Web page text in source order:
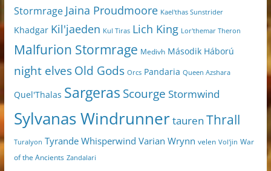
Stormrage Jaina Proudmoore Kael'thas Sunstrider
Khadgar Kil'jaeden Kul Tiras Lich King Lor'themar Theron
Malfurion Stormrage Medivh Második Háború
night elves Old Gods Orcs Pandaria Queen Azshara
Quel'Thalas Sargeras Scourge Stormwind
Sylvanas Windrunnertauren Thrall
Turalyon Tyrande Whisperwind Varian Wrynn velen Vol'jin War
of the Ancients Zandalari